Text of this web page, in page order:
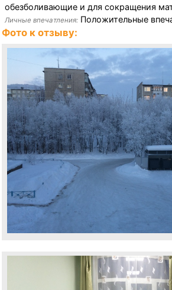
обезболивающие и для сокращения
Личные впечатления: Положительные
Фото к отзыву: